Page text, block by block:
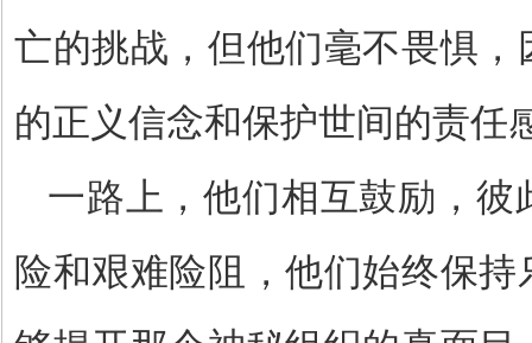
亡的挑战，但他们毫不畏惧
的正义信念和保护世间的责任
一路上，他们相互鼓励，彼
险和艰难险阻，他们始终保